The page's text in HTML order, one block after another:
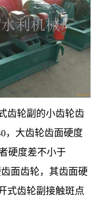
齿轮副的小齿轮齿
，大齿轮齿面硬度
硬度差不小于
面齿轮，其齿面硬
式齿轮副接触斑点